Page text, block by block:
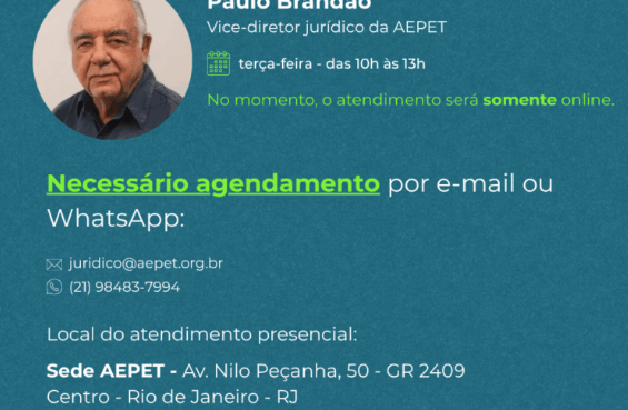
LinkedIn
Email
2025 07:38